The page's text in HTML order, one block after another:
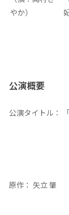
やか）
公演概要
公演タイトル：
原作： 矢立 肇